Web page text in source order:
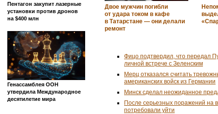
Пентагон закупит лазерные
установки против дронов
на $400 млн
Генассамблея ООН
утвердила Международное
десятилетие мира
Двое мужчин погибли
от удара током в кафе
в Татарстане — они делали
ремонт
Фицо подтвердил, что передал
личной встрече с Зеленским
Мерц отказался считать
американских войск из Германии
Минск сделал неожиданное
После серьезных поражений на
потребовали уйти